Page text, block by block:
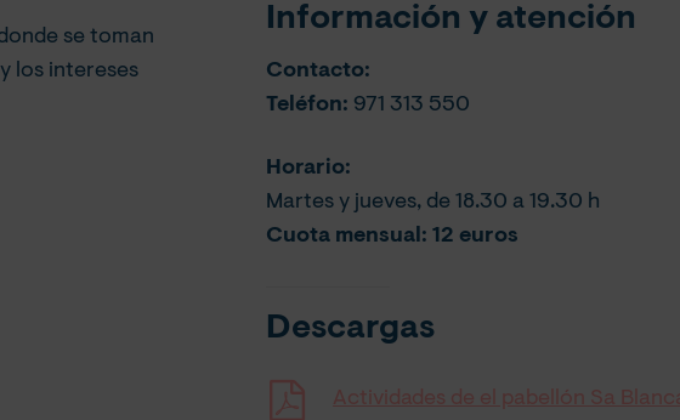
se toman
los intereses
Información y atención
Contacto:
Teléfon: 971 313 550
Horario:
Martes y jueves, de 18.30 a 19.30 h
Cuota mensual: 12 euros
Descargas
Actividades de el pabellón Sa